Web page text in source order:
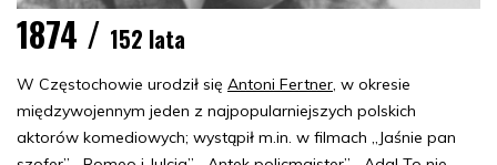
1874 / 152 lata
W Częstochowie urodził się Antoni Fertner, w okresie
międzywojennym jeden z najpopularniejszych polskich
aktorów komediowych; wystąpił m.in. w filmach „Jaśnie pan